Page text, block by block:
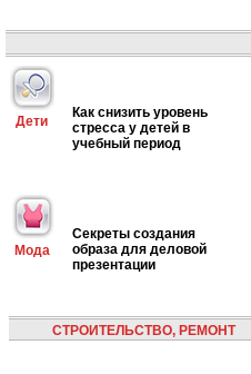
Дети
Как снизить уровень
стресса у детей в
учебный период
Мода
Секреты создания
образа для деловой
презентации
СТРОИТЕЛЬСТВО, РЕМОНТ